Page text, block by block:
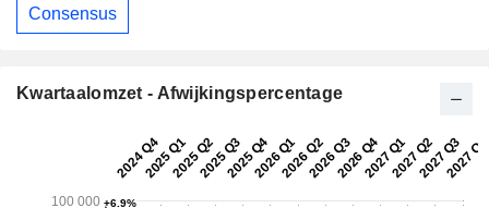
Consensus
Kwartaalomzet - Afwijkingspercentage